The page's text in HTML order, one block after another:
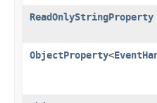
ReadOnlyStringProperty
ObjectProperty<